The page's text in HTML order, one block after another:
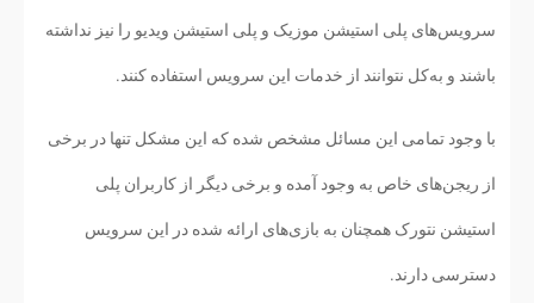
سرویس‌های پلی استیشن موزیک و پلی استیشن ویدیو را نیز نداشته
باشند و به‌کل نتوانند از خدمات این سرویس استفاده کنند.
با وجود تمامی این مسائل مشخص شده که این مشکل تنها در برخی
از ریجن‌های خاص به وجود آمده و برخی دیگر از کاربران پلی
استیشن نتورک همچنان به بازی‌های ارائه شده در این سرویس
دسترسی دارند.